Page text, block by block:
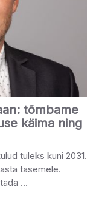
tõmbame
käima ning
tuleks kuni 2031.
tasemele.
…